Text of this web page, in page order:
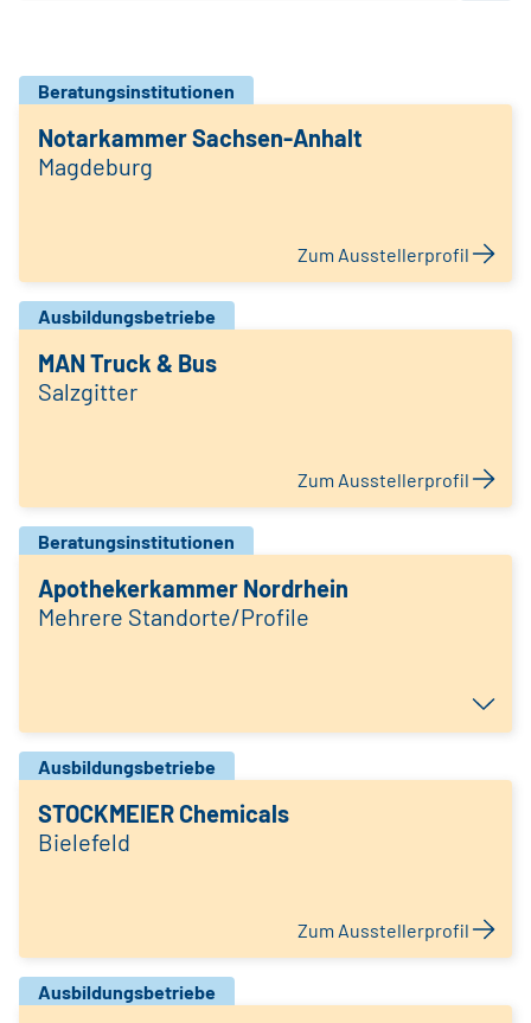
Beratungsinstitutionen
Notarkammer Sachsen-Anhalt
Magdeburg
Zum Ausstellerprofil
Ausbildungsbetriebe
MAN Truck & Bus
Salzgitter
Zum Ausstellerprofil
Beratungsinstitutionen
Apothekerkammer Nordrhein
Mehrere Standorte/Profile
Ausbildungsbetriebe
STOCKMEIER Chemicals
Bielefeld
Zum Ausstellerprofil
Ausbildungsbetriebe